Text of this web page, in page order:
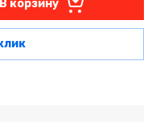
В корзину